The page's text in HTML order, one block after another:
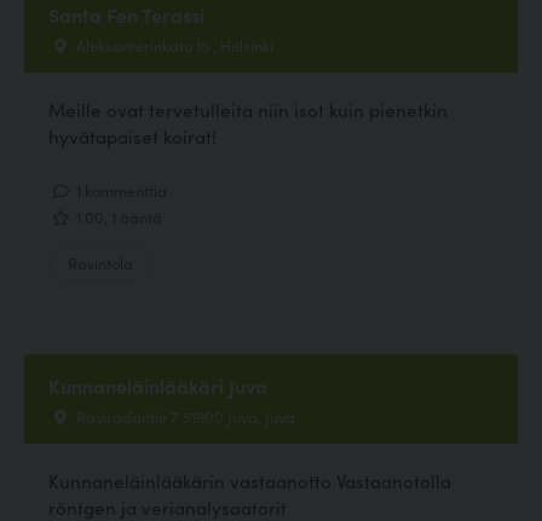
Santa Fen Terassi
Aleksanterinkatu 15 , Helsinki
Meille ovat tervetulleita niin isot kuin pienetkin
hyvätapaiset koirat!
Kunnaneläinlääkäri Juva
Raviradantie 7 51900 Juva, Juva
Kunnaneläinlääkärin vastaanotto Vastaanotolla
röntgen ja verianalysaatorit